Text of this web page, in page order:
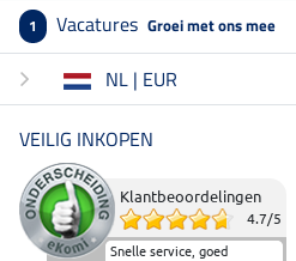
1 Vacatures Groei met ons mee
NL | EUR
VEILIG INKOPEN
Klantbeoordelingen
4.7/5
Snelle service, goed